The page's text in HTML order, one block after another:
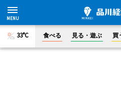
33°C 食べる 見る・遊ぶ 買